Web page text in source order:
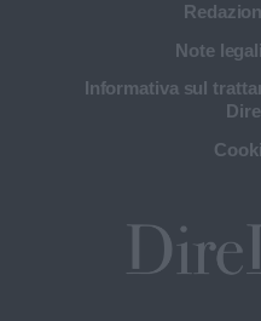
Note
Informativa sul